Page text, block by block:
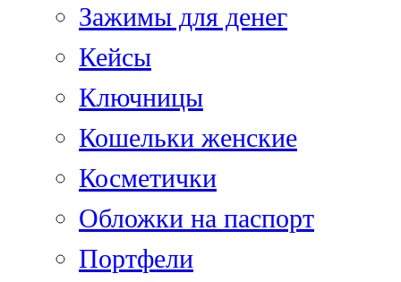
Зажимы для денег
Кейсы
Ключницы
Кошельки женские
Косметички
Обложки на паспорт
Портфели